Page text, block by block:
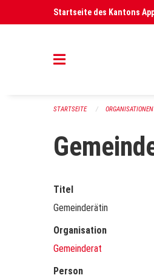
Navigation überspringenStartseite des Kantons
STARTSEITE ORGANISATIONEN
Titel
Gemeinderätin
Organisation
Gemeinderat
Person